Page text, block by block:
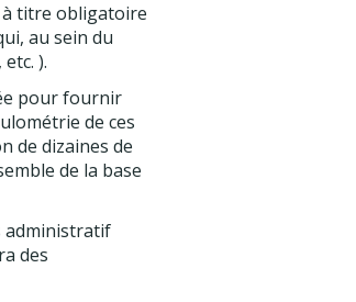
à titre obligatoire
au sein du
).
pour fournir
de ces
de dizaines de
de la base
administratif
des